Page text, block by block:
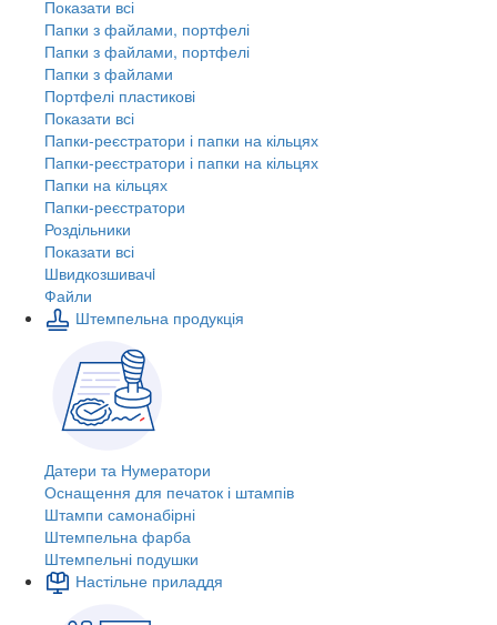
Показати всі
Папки з файлами, портфелі
Папки з файлами, портфелі
Папки з файлами
Портфелі пластикові
Показати всі
Папки-реєстратори і папки на кільцях
Папки-реєстратори і папки на кільцях
Папки на кільцях
Папки-реєстратори
Роздільники
Показати всі
Швидкозшивачi
Файли
Штемпельна продукція
Датери та Нумератори
Оснащення для печаток і штампів
Штампи самонабірні
Штемпельна фарба
Штемпельні подушки
Настільне приладдя